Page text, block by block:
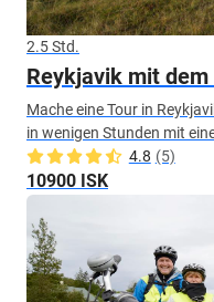
2.5 Std.
Reykjavik mit dem
Mache eine Tour in
in wenigen Stunden mit
4.8 (5)
10900 ISK